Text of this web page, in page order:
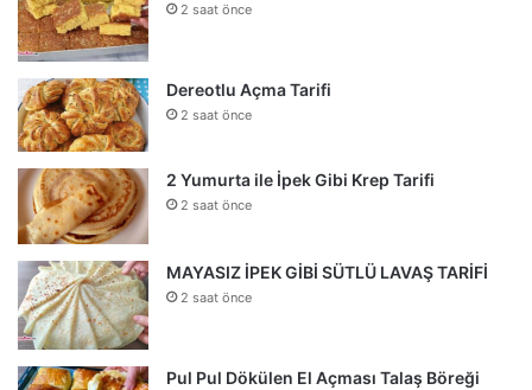
2 saat önce
Dereotlu Açma Tarifi
2 saat önce
2 Yumurta ile İpek Gibi Krep Tarifi
2 saat önce
MAYASIZ İPEK GİBİ SÜTLÜ LAVAŞ TARİFİ
2 saat önce
Pul Pul Dökülen El Açması Talaş Böreği